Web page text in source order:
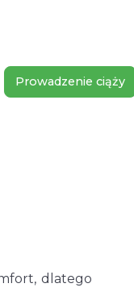
Prowadzenie ciąży
dlatego